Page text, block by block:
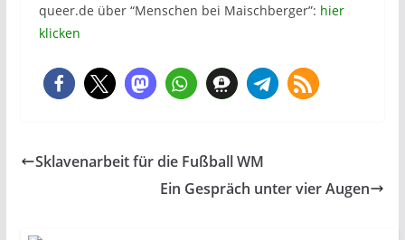
queer.de über “Menschen bei Maischberger”: hier
klicken
Sklavenarbeit für die Fußball WM
Ein Gespräch unter vier Augen